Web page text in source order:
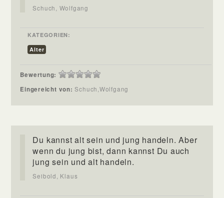
Schuch, Wolfgang
KATEGORIEN:
Alter
Bewertung:
Eingereicht von:Schuch,Wolfgang
Du kannst alt sein und jung handeln. Aber
wenn du jung bist, dann kannst Du auch
jung sein und alt handeln.
Seibold, Klaus